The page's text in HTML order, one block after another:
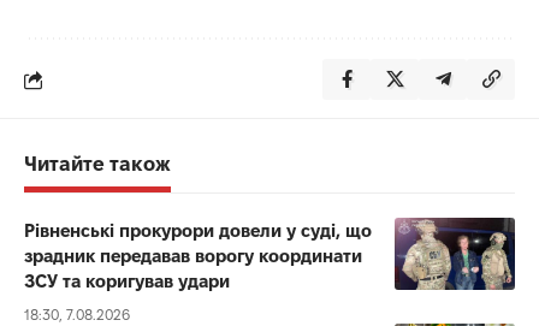
Читайте також
Рівненські прокурори довели у суді, що
зрадник передавав ворогу координати
ЗСУ та коригував удари
18:30, 7.08.2026